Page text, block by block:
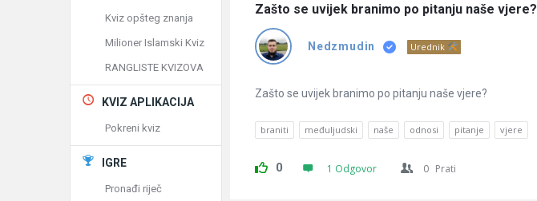
Zašto se uvijek branimo po pitanju naše vjere?
Nedzmudin Urednik
Zašto se uvijek branimo po pitanju naše vjere?
braniti međuljudski naše odnosi pitanje vjere
0 1 Odgovor 0 Prati
Kviz opšteg znanja
Milioner Islamski Kviz
RANGLISTE KVIZOVA
KVIZ APLIKACIJA
Pokreni kviz
IGRE
Pronađi riječ